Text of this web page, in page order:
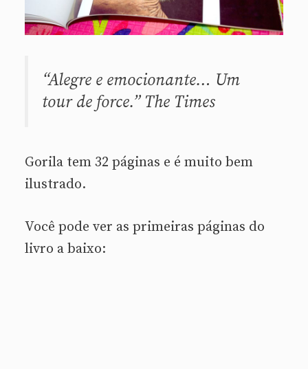
“Alegre e emocionante… Um
tour de force.” The Times
Gorila tem 32 páginas e é muito bem
ilustrado.
Você pode ver as primeiras páginas do
livro a baixo: